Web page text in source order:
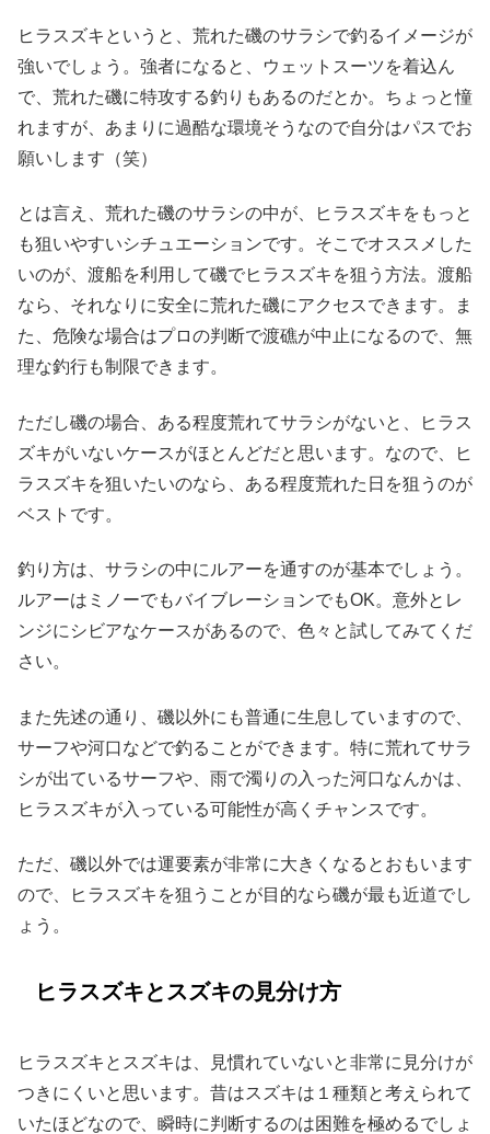
ヒラスズキというと、荒れた磯のサラシで釣るイメージが
強いでしょう。強者になると、ウェットスーツを着込ん
で、荒れた磯に特攻する釣りもあるのだとか。ちょっと憧
れますが、あまりに過酷な環境そうなので自分はパスでお
願いします（笑）
とは言え、荒れた磯のサラシの中が、ヒラスズキをもっと
も狙いやすいシチュエーションです。そこでオススメした
いのが、渡船を利用して磯でヒラスズキを狙う方法。渡船
なら、それなりに安全に荒れた磯にアクセスできます。ま
た、危険な場合はプロの判断で渡礁が中止になるので、無
理な釣行も制限できます。
ただし磯の場合、ある程度荒れてサラシがないと、ヒラス
ズキがいないケースがほとんどだと思います。なので、ヒ
ラスズキを狙いたいのなら、ある程度荒れた日を狙うのが
ベストです。
釣り方は、サラシの中にルアーを通すのが基本でしょう。
ルアーはミノーでもバイブレーションでもOK。意外とレ
ンジにシビアなケースがあるので、色々と試してみてくだ
さい。
また先述の通り、磯以外にも普通に生息していますので、
サーフや河口などで釣ることができます。特に荒れてサラ
シが出ているサーフや、雨で濁りの入った河口なんかは、
ヒラスズキが入っている可能性が高くチャンスです。
ただ、磯以外では運要素が非常に大きくなるとおもいます
ので、ヒラスズキを狙うことが目的なら磯が最も近道でし
ょう。
ヒラスズキとスズキの見分け方
ヒラスズキとスズキは、見慣れていないと非常に見分けが
つきにくいと思います。昔はスズキは１種類と考えられて
いたほどなので、瞬時に判断するのは困難を極めるでしょ